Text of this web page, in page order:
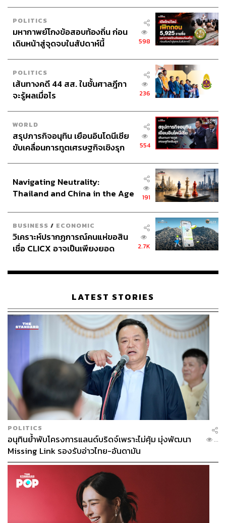
POLITICS
มหากาพย์โกงข้อสอบท้องถิ่น ก่อน
เดินหน้าสู่จุดจบในสัปดาห์นี้
598
POLITICS
เส้นทางคดี 44 สส. ในชั้นศาลฎีกา
จะรู้ผลเมื่อไร
236
WORLD
สรุปภารกิจอนุทิน เยือนอินโดนีเซีย
ขับเคลื่อนการทูตเศรษฐกิจเชิงรุก
554
Navigating Neutrality:
Thailand and China in the Age
191
BUSINESS / ECONOMIC
วิเคราะห์ปรากฏการณ์คนแห่ขอสิน
เชื่อ CLICX อาจเป็นเพียงยอด
เรือนไทยที่ถูกซุกไว้
2.7K
LATEST STORIES
POLITICS
อนุทินย้ำพับโครงการแลนด์บริดจ์เพราะไม่คุ้ม มุ่งพัฒนา
Missing Link รองรับอ่าวไทย-อันดามัน
...